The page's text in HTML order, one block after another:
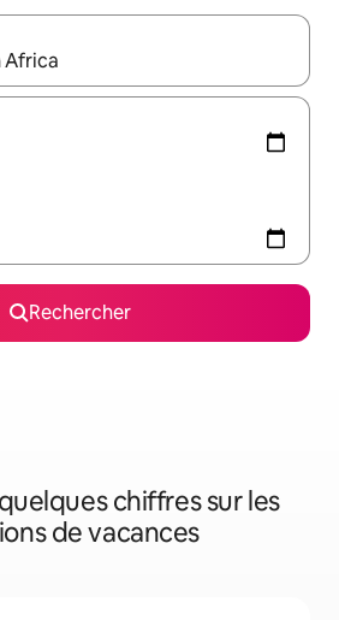
s'affichent, utilisez les flèches vers le
Rechercher
chiffres sur les
de vacances